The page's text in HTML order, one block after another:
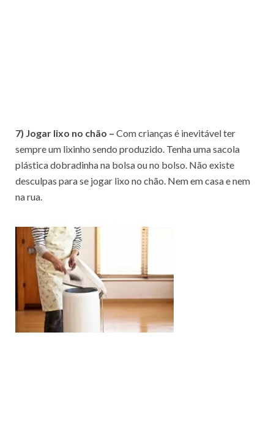
7) Jogar lixo no chão – Com crianças é inevitável ter
sempre um lixinho sendo produzido. Tenha uma sacola
plástica dobradinha na bolsa ou no bolso. Não existe
desculpas para se jogar lixo no chão. Nem em casa e nem
na rua.